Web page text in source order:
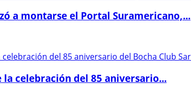
a montarse el Portal Suramericano,...
celebración del 85 aniversario...